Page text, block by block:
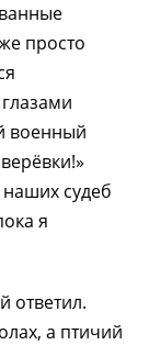
просто
военный
судеб
я
ответил.
а птичий